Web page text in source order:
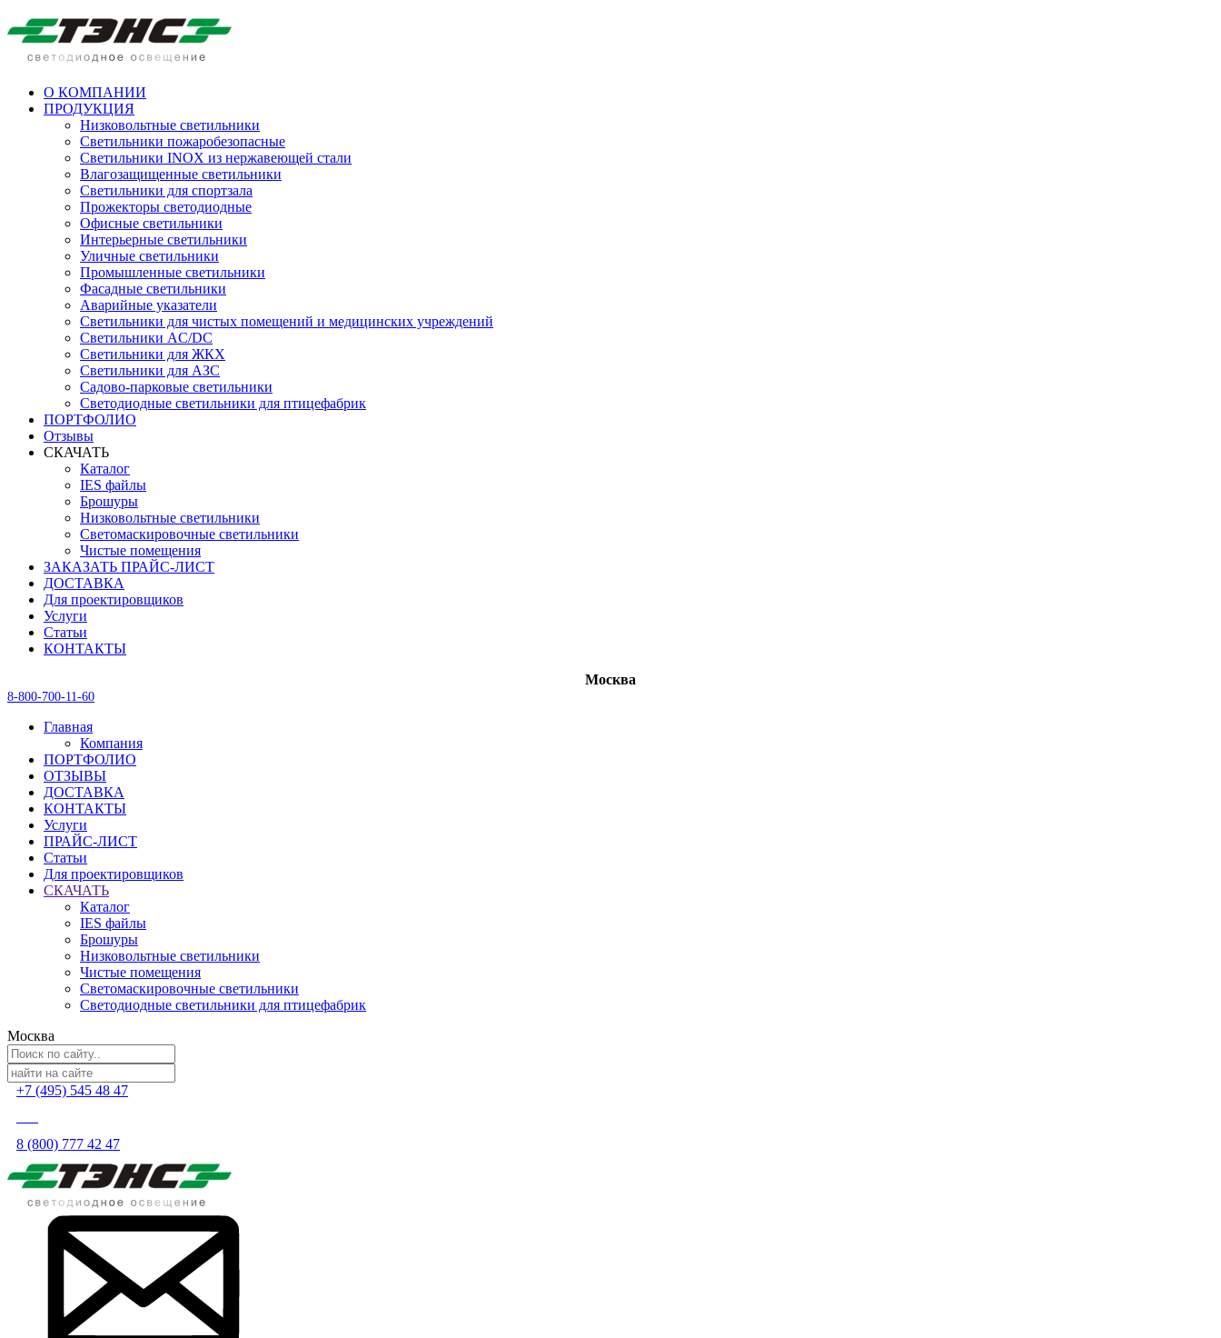
О КОМПАНИИ
ПРОДУКЦИЯ
Низковольтные светильники
Cветильники пожаробезопасные
Светильники INOX из нержавеющей стали
Влагозащищенные светильники
Светильники для спортзала
Прожекторы светодиодные
Офисные светильники
Интерьерные светильники
Уличные светильники
Промышленные светильники
Фасадные светильники
Аварийные указатели
Светильники для чистых помещений и медицинских учреждений
Светильники AC/DC
Светильники для ЖКХ
Светильники для АЗС
Садово-парковые светильники
Светодиодные светильники для птицефабрик
ПОРТФОЛИО
Отзывы
СКАЧАТЬ
Каталог
IES файлы
Брошуры
Низковольтные светильники
Светомаскировочные светильники
Чистые помещения
ЗАКАЗАТЬ ПРАЙС-ЛИСТ
ДОСТАВКА
Для проектировщиков
Услуги
Статьи
КОНТАКТЫ
Москва
8-800-700-11-60
Главная
Компания
ПОРТФОЛИО
ОТЗЫВЫ
ДОСТАВКА
КОНТАКТЫ
Услуги
ПРАЙС-ЛИСТ
Статьи
Для проектировщиков
СКАЧАТЬ
Каталог
IES файлы
Брошуры
Низковольтные светильники
Чистые помещения
Светомаскировочные светильники
Светодиодные светильники для птицефабрик
Москва
+7 (495) 545 48 47
8 (800) 777 42 47